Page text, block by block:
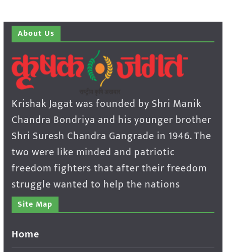
About Us
Krishak Jagat was founded by Shri Manik
Chandra Bondriya and his younger brother
Shri Suresh Chandra Gangrade in 1946. The
two were like minded and patriotic
freedom fighters that after their freedom
struggle wanted to help the nations
Site Map
Home